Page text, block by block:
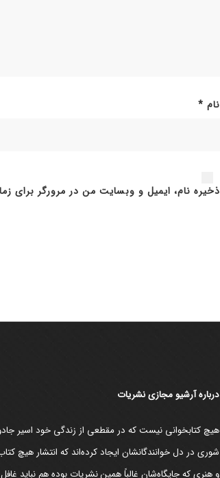
نام *
ذخیره نام، ایمیل و وبسایت من در مرورگر برای
دربارۀ آرشیو مجازی نشریات
هیچ کتابخوانی نیست که در مقطعی از زندگی خود اسیر
شوری در دل خوانندگانشان ایجاد کرده‌اند که انتشار هیچ
و هنری که جایگاه‌شان غالباً همین نشریات بوده هم نباید